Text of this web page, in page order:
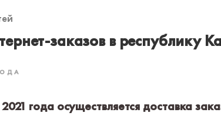
заказов в республику
года осуществляется доставка